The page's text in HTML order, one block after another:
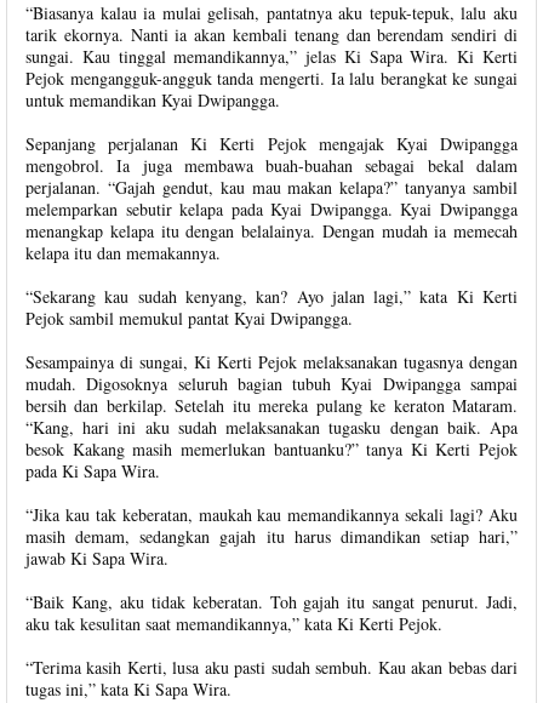
“Biasanya kalau ia mulai gelisah, pantatnya aku tepuk-tepuk, lalu aku
tarik ekornya. Nanti ia akan kembali tenang dan berendam sendiri di
sungai. Kau tinggal memandikannya,” jelas Ki Sapa Wira. Ki Kerti
Pejok mengangguk-angguk tanda mengerti. Ia lalu berangkat ke sungai
untuk memandikan Kyai Dwipangga.
Sepanjang perjalanan Ki Kerti Pejok mengajak Kyai Dwipangga
mengobrol. Ia juga membawa buah-buahan sebagai bekal dalam
perjalanan. “Gajah gendut, kau mau makan kelapa?” tanyanya sambil
melemparkan sebutir kelapa pada Kyai Dwipangga. Kyai Dwipangga
menangkap kelapa itu dengan belalainya. Dengan mudah ia memecah
kelapa itu dan memakannya.
“Sekarang kau sudah kenyang, kan? Ayo jalan lagi,” kata Ki Kerti
Pejok sambil memukul pantat Kyai Dwipangga.
Sesampainya di sungai, Ki Kerti Pejok melaksanakan tugasnya dengan
mudah. Digosoknya seluruh bagian tubuh Kyai Dwipangga sampai
bersih dan berkilap. Setelah itu mereka pulang ke keraton Mataram.
“Kang, hari ini aku sudah melaksanakan tugasku dengan baik. Apa
besok Kakang masih memerlukan bantuanku?” tanya Ki Kerti Pejok
pada Ki Sapa Wira.
“Jika kau tak keberatan, maukah kau memandikannya sekali lagi? Aku
masih demam, sedangkan gajah itu harus dimandikan setiap hari,”
jawab Ki Sapa Wira.
“Baik Kang, aku tidak keberatan. Toh gajah itu sangat penurut. Jadi,
aku tak kesulitan saat memandikannya,” kata Ki Kerti Pejok.
“Terima kasih Kerti, lusa aku pasti sudah sembuh. Kau akan bebas dari
tugas ini,” kata Ki Sapa Wira.